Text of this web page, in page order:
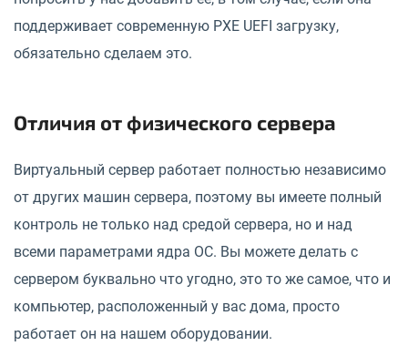
поддерживает современную PXE UEFI загрузку,
обязательно сделаем это.
Отличия от физического сервера
Виртуальный сервер работает полностью независимо
от других машин сервера, поэтому вы имеете полный
контроль не только над средой сервера, но и над
всеми параметрами ядра ОС. Вы можете делать с
сервером буквально что угодно, это то же самое, что и
компьютер, расположенный у вас дома, просто
работает он на нашем оборудовании.